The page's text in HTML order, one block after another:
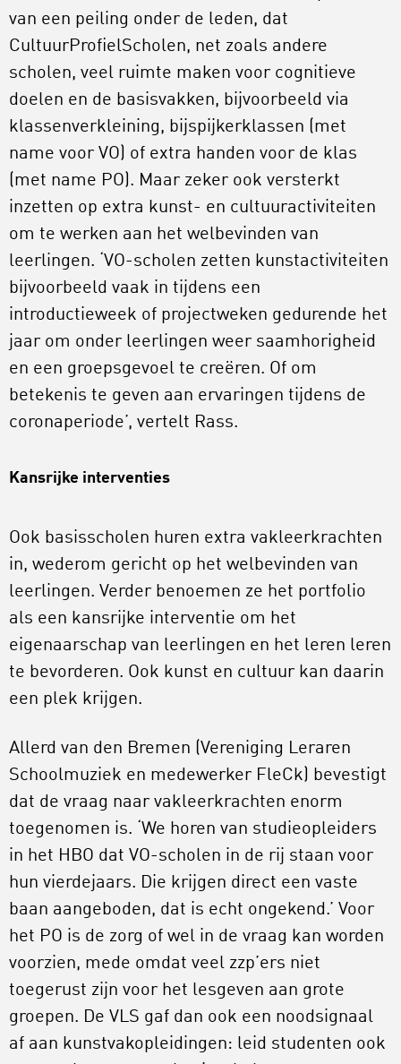
van een peiling onder de leden, dat
CultuurProfielScholen, net zoals andere
scholen, veel ruimte maken voor cognitieve
doelen en de basisvakken, bijvoorbeeld via
klassenverkleining, bijspijkerklassen (met
name voor VO) of extra handen voor de klas
(met name PO). Maar zeker ook versterkt
inzetten op extra kunst- en cultuuractiviteiten
om te werken aan het welbevinden van
leerlingen. ‘VO-scholen zetten kunstactiviteiten
bijvoorbeeld vaak in tijdens een
introductieweek of projectweken gedurende het
jaar om onder leerlingen weer saamhorigheid
en een groepsgevoel te creëren. Of om
betekenis te geven aan ervaringen tijdens de
coronaperiode’, vertelt Rass.
Kansrijke interventies
Ook basisscholen huren extra vakleerkrachten
in, wederom gericht op het welbevinden van
leerlingen. Verder benoemen ze het portfolio
als een kansrijke interventie om het
eigenaarschap van leerlingen en het leren leren
te bevorderen. Ook kunst en cultuur kan daarin
een plek krijgen.
Allerd van den Bremen (Vereniging Leraren
Schoolmuziek en medewerker FleCk) bevestigt
dat de vraag naar vakleerkrachten enorm
toegenomen is. ‘We horen van studieopleiders
in het HBO dat VO-scholen in de rij staan voor
hun vierdejaars. Die krijgen direct een vaste
baan aangeboden, dat is echt ongekend.’ Voor
het PO is de zorg of wel in de vraag kan worden
voorzien, mede omdat veel zzp’ers niet
toegerust zijn voor het lesgeven aan grote
groepen. De VLS gaf dan ook een noodsignaal
af aan kunstvakopleidingen: leid studenten ook